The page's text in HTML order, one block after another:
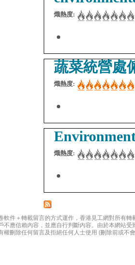
熾熱度:
蔬菜統營處
熾熱度:
熾熱度:
軟件＋轉載留言的方式運作，香港見工網對所有
不應信賴內容，並應自行判斷內容。由於本網站
權刪除任何留言及拒絕任何人士使用 (刪除前或